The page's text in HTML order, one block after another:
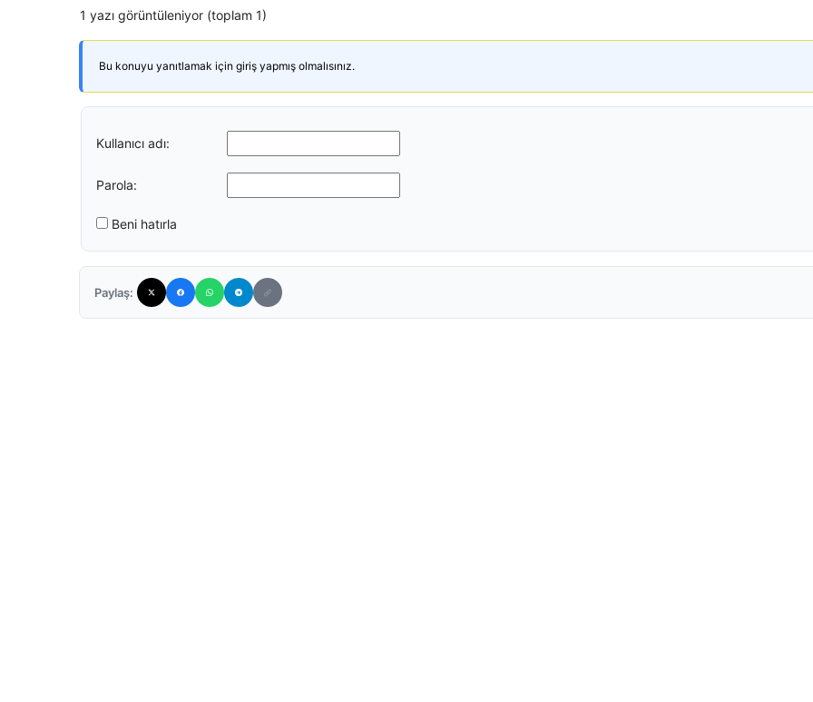
1 yazı görüntüleniyor (toplam 1)
Bu konuyu yanıtlamak için giriş yapmış olmalısınız.
Kullanıcı adı:
Parola:
Beni hatırla
Paylaş: